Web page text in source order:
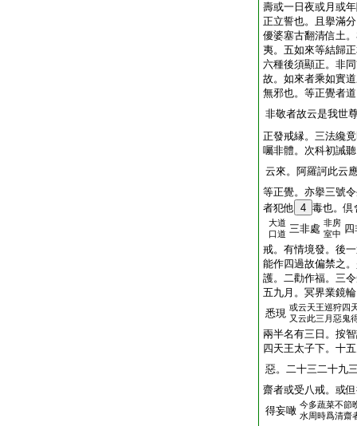
壽或一日夜或月或
正立誓也。且擧滿
優婆塞古翻清信土
夷。五如來等結歸
六種後須顯正。非
故。如來者乘如實
無邪也。等正覺者
非敬者故云是我世
正發戒縁。三法纔
囑非體。次科初誡
云來。阿羅訶此云
等正覺。亦擧三號
者犯他 4 毒也。倶
大道
口道 三非處 非房
室中 四
戒。有情境發。後
能作四過故偏禁之
護。二勸作福。三
五九月。冥界業鏡
悉現 或云天王巡狩四
又云此三月惡鬼
兩半名有三日。按
四天王太子下。十
惡。二十三二十九
齋者或受八戒。或
得妄噉 今多蔬菜不節
水周時爲清齋